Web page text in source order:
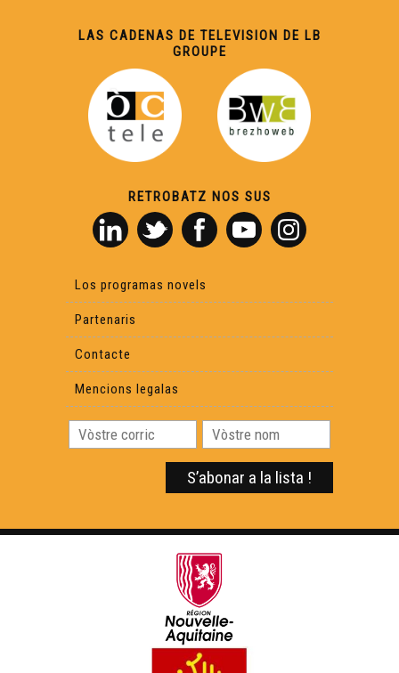
LAS CADENAS DE TELEVISION DE LB
GROUPE
RETROBATZ NOS SUS
Los programas novels
Partenaris
Contacte
Mencions legalas